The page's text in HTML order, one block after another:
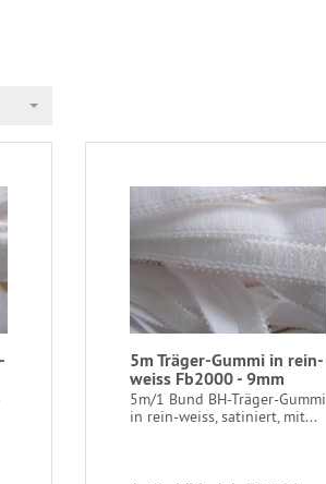
5m Träger-Gummi in rein-
weiss Fb2000 - 9mm
5m/1 Bund BH-Träger-Gummi
in rein-weiss, satiniert, mit...